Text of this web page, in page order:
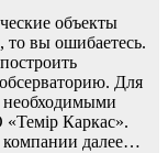
объекты
то вы ошибаетесь.
Для
необходимыми
Каркас».
компании далее…